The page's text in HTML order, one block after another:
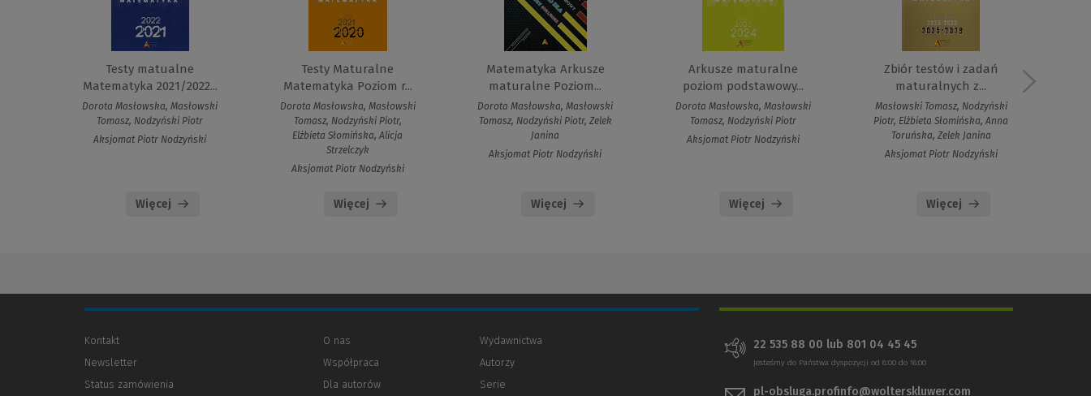
Testy matualne
Matematyka 2021/2022...
Dorota Masłowska, Masłowski
Tomasz, Nodzyński Piotr
Aksjomat Piotr Nodzyński
Więcej
Testy Maturalne
Matematyka Poziom r...
Dorota Masłowska, Masłowski
Tomasz, Nodzyński Piotr,
Elżbieta Słomińska, Alicja
Strzelczyk
Aksjomat Piotr Nodzyński
Więcej
Matematyka Arkusze
maturalne Poziom...
Dorota Masłowska, Masłowski
Tomasz, Nodzyński Piotr, Zelek
Janina
Aksjomat Piotr Nodzyński
Więcej
Arkusze maturalne
poziom podstawowy...
Dorota Masłowska, Masłowski
Tomasz, Nodzyński Piotr
Aksjomat Piotr Nodzyński
Więcej
Zbiór testów i zadań
maturalnych z...
Masłowski Tomasz, Nodzyński
Piotr, Elżbieta Słomińska, Anna
Toruńska, Zelek Janina
Aksjomat Piotr Nodzyński
Więcej
Kontakt
Newsletter
Status zamówienia
O nas
Współpraca
Dla autorów
Wydawnictwa
Autorzy
Serie
22 535 88 00 lub 801 04 45 45
Jesteśmy do Państwa dyspozycji od 8:00 do 16:00
pl-obsluga.profinfo@wolterskluwer.com